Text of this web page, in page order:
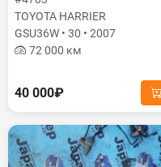
TOYOTA HARRIER
GSU36W • 30 • 2007
72 000 км
40 000₽